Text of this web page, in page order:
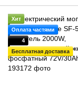
Хит
Оплата частями
4
Бесплатная доставка